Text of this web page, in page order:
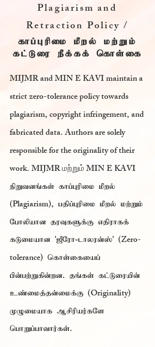
Plagiarism and
Retraction Policy /
காப்புரிமை மீறல் மற்றும்
கட்டுரை நீக்கக் கொள்கை
MIJMR and MIN E KAVI maintain a
strict zero-tolerance policy towards
plagiarism, copyright infringement, and
fabricated data. Authors are solely
responsible for the originality of their
work. MIJMR மற்றும் MIN E KAVI
நிறுவனங்கள் காப்புரிமை மீறல்
(Plagiarism), பதிப்புரிமை மீறல் மற்றும்
போலியான தரவுகளுக்கு எதிராகக்
கடுமையான 'ஜீரோ-டாலரன்ஸ்' (Zero-
tolerance) கொள்கையைப்
பின்பற்றுகின்றன. தங்கள் கட்டுரையின்
உண்மைத்தன்மைக்கு (Originality)
முழுமையாக ஆசிரியர்களே
பொறுப்பாவார்கள்.